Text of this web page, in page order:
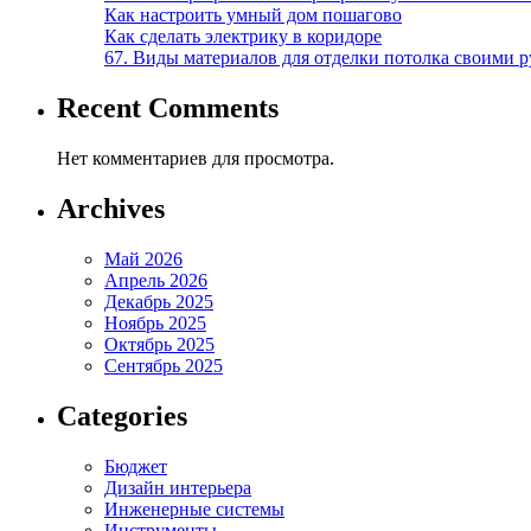
Как настроить умный дом пошагово
Как сделать электрику в коридоре
67. Виды материалов для отделки потолка своими
Recent Comments
Нет комментариев для просмотра.
Archives
Май 2026
Апрель 2026
Декабрь 2025
Ноябрь 2025
Октябрь 2025
Сентябрь 2025
Categories
Бюджет
Дизайн интерьера
Инженерные системы